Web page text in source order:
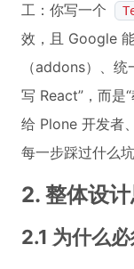
工：你写一个
效，且 Google
（addons）、
写 React”，而是
给 Plone 开发者
每一步踩过什么
2. 整体设
2.1 为什么